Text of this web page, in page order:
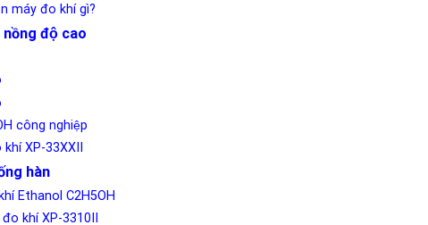
máy đo khí gì?
nồng độ cao
công nghiệp
XP-33XXII
hàn
Ethanol C2H5OH
khí XP-3310II